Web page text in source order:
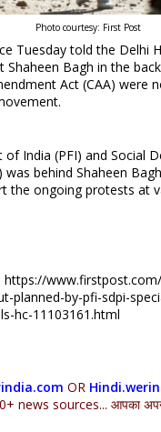
Photo courtesy: First Post
Tuesday told the Delhi
Shaheen Bagh in the
Act (CAA) were
of India (PFI) and Social
was behind Shaheen
the ongoing protests at
https://
planned-by-pfi-sdpi-
hc-11103161.html
OR
news sources... आपका